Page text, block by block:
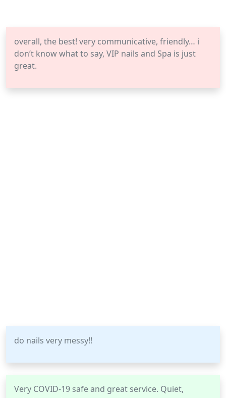
overall, the best! very communicative, friendly… i
don’t know what to say, VIP nails and Spa is just
great.
do nails very messy!!
Very COVID-19 safe and great service. Quiet,